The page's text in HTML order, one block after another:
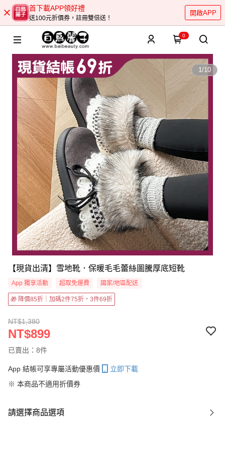
首下載APP領好禮
送100元折價券，註冊雙倍送！
開啟APP
0
1/10
【現貨出清】雪地靴．保暖毛毛蕾絲圖騰厚底短靴
App 獨享活動 超取免運費 國家/地區配送
🎁 降價85折｜加碼2件75折・3件69折
NT$1,380
NT$899
已賣出：8件
App 結帳可享專屬活動優惠價
立即下載
※ 本商品不適用折價券
請選擇商品選項